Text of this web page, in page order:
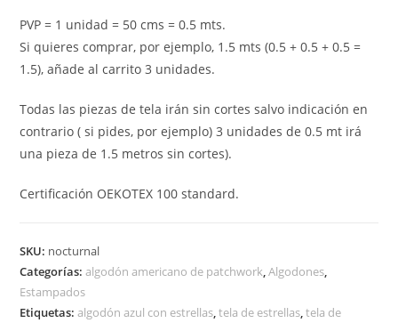
PVP = 1 unidad = 50 cms = 0.5 mts.
Si quieres comprar, por ejemplo, 1.5 mts (0.5 + 0.5 + 0.5 =
1.5), añade al carrito 3 unidades.
Todas las piezas de tela irán sin cortes salvo indicación en
contrario ( si pides, por ejemplo) 3 unidades de 0.5 mt irá
una pieza de 1.5 metros sin cortes).
Certificación OEKOTEX 100 standard.
SKU: nocturnal
Categorías:algodón americano de patchwork,Algodones,
Estampados
Etiquetas:algodón azul con estrellas,tela de estrellas,tela de